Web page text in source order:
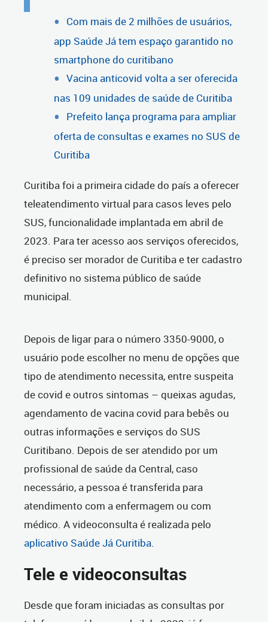
Com mais de 2 milhões de usuários,
app Saúde Já tem espaço garantido no
smartphone do curitibano
Vacina anticovid volta a ser oferecida
nas 109 unidades de saúde de Curitiba
Prefeito lança programa para ampliar
oferta de consultas e exames no SUS de
Curitiba
Curitiba foi a primeira cidade do país a oferecer
teleatendimento virtual para casos leves pelo
SUS, funcionalidade implantada em abril de
2023. Para ter acesso aos serviços oferecidos,
é preciso ser morador de Curitiba e ter cadastro
definitivo no sistema público de saúde
municipal.
Depois de ligar para o número 3350-9000, o
usuário pode escolher no menu de opções que
tipo de atendimento necessita, entre suspeita
de covid e outros sintomas – queixas agudas,
agendamento de vacina covid para bebês ou
outras informações e serviços do SUS
Curitibano. Depois de ser atendido por um
profissional de saúde da Central, caso
necessário, a pessoa é transferida para
atendimento com a enfermagem ou com
médico. A videoconsulta é realizada pelo
aplicativo Saúde Já Curitiba.
Tele e videoconsultas
Desde que foram iniciadas as consultas por